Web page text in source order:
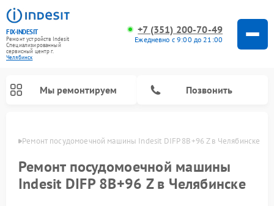
FIX-INDESIT
Ремонт устройств Indesit
Специализированный
cервисный центр г.
Челябинск
+7 (351) 200-70-49
Ежедневно с 9:00 до 21:00
Мы ремонтируем Позвонить
Ремонт посудомоечной машины Indesit DIFP 8B+96 Z в Челябинске
Ремонт посудомоечной машины
Indesit DIFP 8B+96 Z в Челябинске